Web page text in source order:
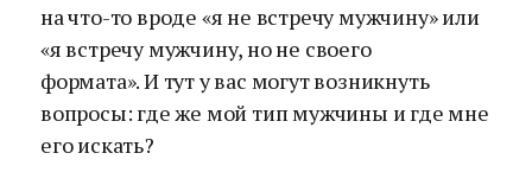
на что-то вроде «я не встречу мужчину» или
«я встречу мужчину, но не своего
формата». И тут у вас могут возникнуть
вопросы: где же мой тип мужчины и где мне
его искать?